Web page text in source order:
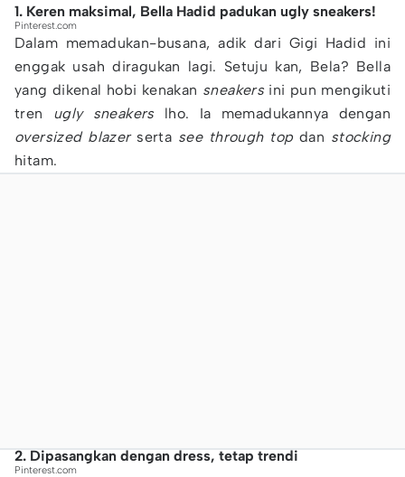
1. Keren maksimal, Bella Hadid padukan ugly sneakers!
Pinterest.com
Dalam memadukan-busana, adik dari Gigi Hadid ini
enggak usah diragukan lagi. Setuju kan, Bela? Bella
yang dikenal hobi kenakan sneakersini pun mengikuti
tren ugly sneakerslho. Ia memadukannya dengan
oversized blazerserta see through top dan stocking
hitam.
2. Dipasangkan dengan dress, tetap trendi
Pinterest.com